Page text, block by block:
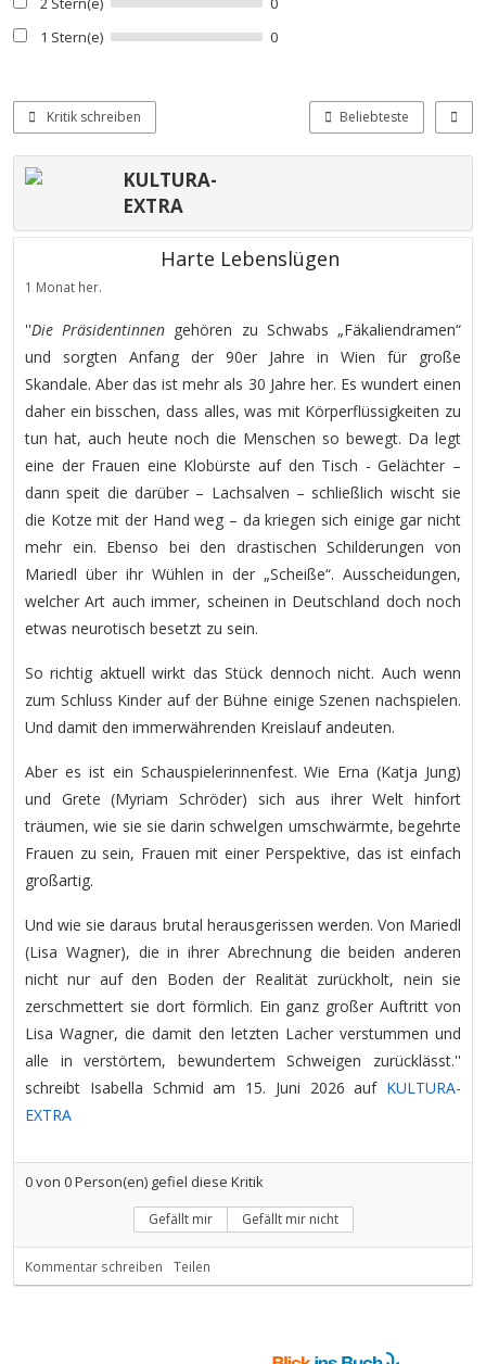
1 Stern(e)
0
Kritik schreiben Beliebteste
KULTURA-
EXTRA
Harte Lebenslügen
1 Monat her.
''Die Präsidentinnen gehören zu Schwabs „Fäkaliendramen“
und sorgten Anfang der 90er Jahre in Wien für große
Skandale. Aber das ist mehr als 30 Jahre her. Es wundert einen
daher ein bisschen, dass alles, was mit Körperflüssigkeiten zu
tun hat, auch heute noch die Menschen so bewegt. Da legt
eine der Frauen eine Klobürste auf den Tisch - Gelächter –
dann speit die darüber – Lachsalven – schließlich wischt sie
die Kotze mit der Hand weg – da kriegen sich einige gar nicht
mehr ein. Ebenso bei den drastischen Schilderungen von
Mariedl über ihr Wühlen in der „Scheiße“. Ausscheidungen,
welcher Art auch immer, scheinen in Deutschland doch noch
etwas neurotisch besetzt zu sein.
So richtig aktuell wirkt das Stück dennoch nicht. Auch wenn
zum Schluss Kinder auf der Bühne einige Szenen nachspielen.
Und damit den immerwährenden Kreislauf andeuten.
Aber es ist ein Schauspielerinnenfest. Wie Erna (Katja Jung)
und Grete (Myriam Schröder) sich aus ihrer Welt hinfort
träumen, wie sie sie darin schwelgen umschwärmte, begehrte
Frauen zu sein, Frauen mit einer Perspektive, das ist einfach
großartig.
Und wie sie daraus brutal herausgerissen werden. Von Mariedl
(Lisa Wagner), die in ihrer Abrechnung die beiden anderen
nicht nur auf den Boden der Realität zurückholt, nein sie
zerschmettert sie dort förmlich. Ein ganz großer Auftritt von
Lisa Wagner, die damit den letzten Lacher verstummen und
alle in verstörtem, bewundertem Schweigen zurücklässt.''
schreibt Isabella Schmid am 15. Juni 2026 auf KULTURA-
EXTRA
0von 0Person(en) gefiel diese Kritik
Gefällt mir Gefällt mir nicht
Kommentar schreiben Teilen